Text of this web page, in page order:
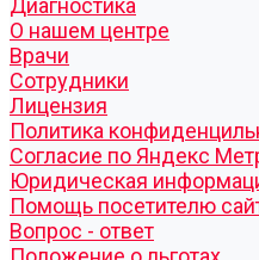
Диагностика
О нашем центре
Врачи
Сотрудники
Лицензия
Политика
Согласие по Яндекс
Юридическая
Помощь посетителю
Вопрос - ответ